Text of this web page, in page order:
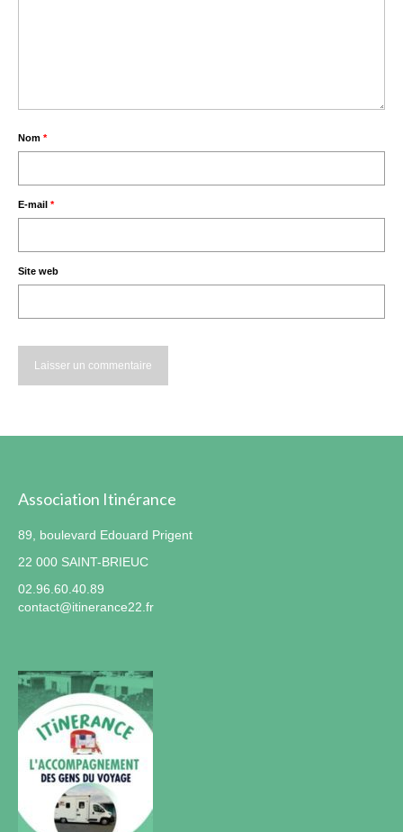
Nom *
E-mail *
Site web
Association Itinérance
89, boulevard Edouard Prigent
22 000 SAINT-BRIEUC
02.96.60.40.89
contact@itinerance22.fr